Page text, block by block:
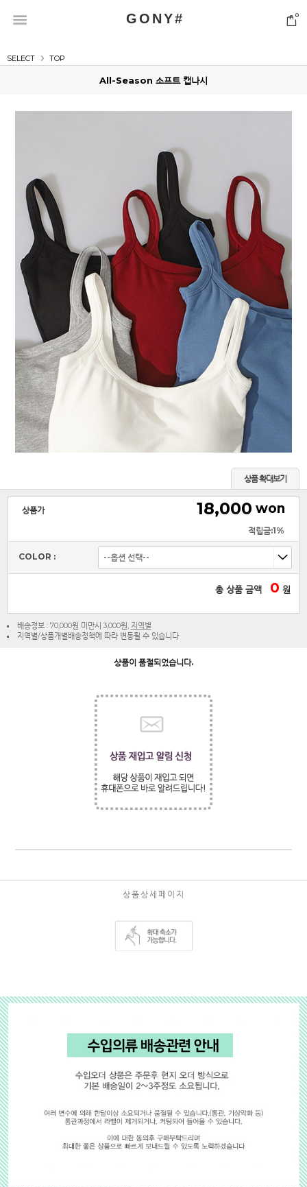
GONY# 0
SELECT TOP
All-Season 소프트 캡나시
상품 확대보기
상품가 18,000 won
적립금:1%
COLOR :
총 상품 금액 0 원
배송정보 : 70,000원 미만시 3,000원, 지역별
지역별/상품개별배송정책에 따라 변동될 수 있습니다
상품이 품절되었습니다.
상품상세페이지